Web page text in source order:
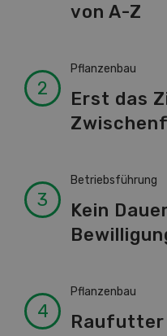
von A-Z
Pflanzenbau
Erst das
Betriebsführung
Kein
Pflanzenbau
Raufutter